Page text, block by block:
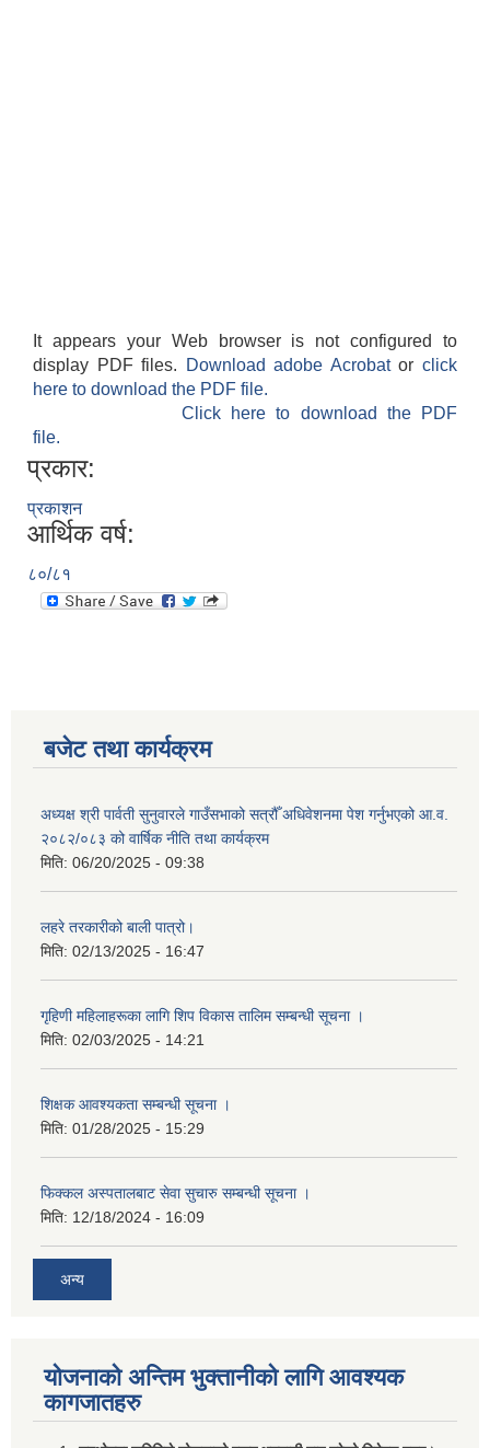
It appears your Web browser is not configured to
display PDF files.
Download adobe Acrobatorclick
here to download the PDF file.
Click here to download the PDF
file.
प्रकार:
प्रकाशन
आर्थिक वर्ष:
८०/८१
बजेट तथा कार्यक्रम
अध्यक्ष श्री पार्वती सुनुवारले गाउँसभाको सत्रौँ अधिवेशनमा पेश गर्नुभएको आ.व.
२०८२/०८३ को वार्षिक नीति तथा कार्यक्रम
मिति: 06/20/2025 - 09:38
लहरे तरकारीको बाली पात्रो।
मिति: 02/13/2025 - 16:47
गृहिणी महिलाहरूका लागि शिप विकास तालिम सम्बन्धी सूचना ‌।
मिति: 02/03/2025 - 14:21
शिक्षक आवश्यकता सम्बन्धी सूचना ।
मिति: 01/28/2025 - 15:29
फिक्कल अस्पतालबाट सेवा सुचारु सम्बन्धी सूचना ।
मिति: 12/18/2024 - 16:09
अन्य
योजनाको अन्तिम भुक्तानीको लागि आवश्यक
कागजातहरु